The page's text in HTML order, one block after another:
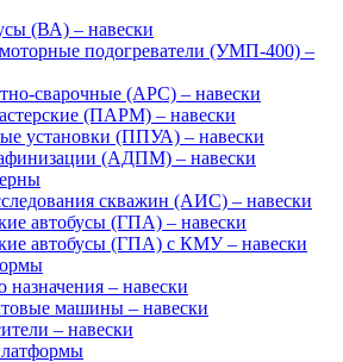
(ВА) – навески
подогреватели (УМП-400) –
сварочные (АРС) – навески
(ПАРМ) – навески
установки (ППУА) – навески
(АДПМ) – навески
скважин (АИС) – навески
автобусы (ГПА) – навески
автобусы (ГПА) с КМУ – навески
– навески
машины – навески
– навески